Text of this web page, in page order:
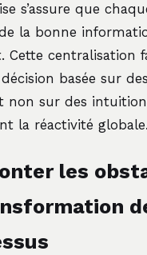
s’assure que
la bonne
Cette centralisation
basée sur
non sur des
la réactivité globale.
les